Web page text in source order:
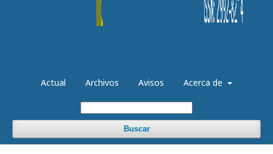
Actual Archivos Avisos Acerca de
Buscar